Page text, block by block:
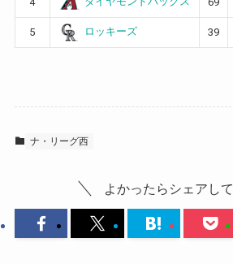
5 ロッキーズ 39
ナ・リーグ西
よかったらシェアして